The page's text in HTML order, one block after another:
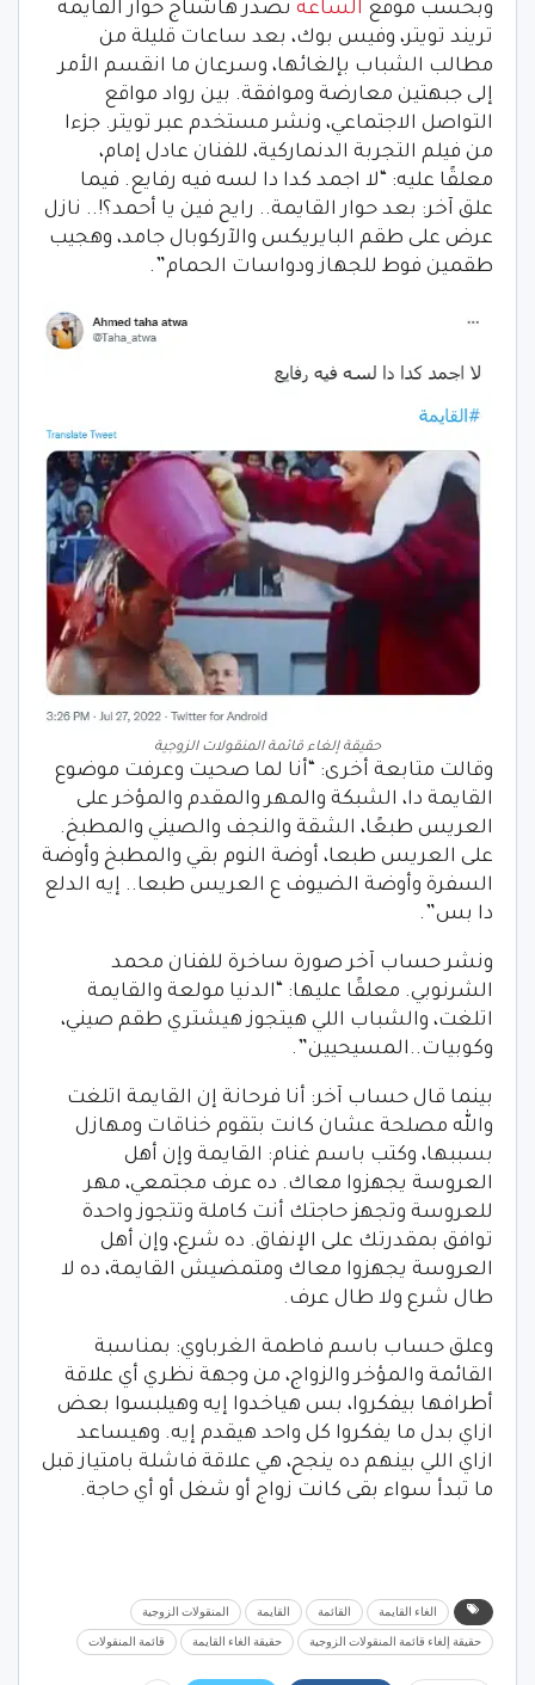
وبحسب موقع الساعة تصدر هاشتاج حوار القايمة
تريند تويتر، وفيس بوك، بعد ساعات قليلة من
مطالب الشباب بإلغائها، وسرعان ما انقسم الأمر
إلى جبهتين معارضة وموافقة. بين رواد مواقع
التواصل الاجتماعي، ونشر مستخدم عبر تويتر. جزءا
من فيلم التجربة الدنماركية، للفنان عادل إمام،
معلقًا عليه: “لا اجمد كدا دا لسه فيه رفايع. فيما
علق آخر: بعد حوار القايمة.. رايح فين يا أحمد؟!.. نازل
عرض على طقم البايريكس والآركوبال جامد، وهجيب
طقمين فوط للجهاز ودواسات الحمام”.
حقيقة إلغاء قائمة المنقولات الزوجية
وقالت متابعة أخرى: “أنا لما صحيت وعرفت موضوع
القايمة دا، الشبكة والمهر والمقدم والمؤخر على
العريس طبعًا، الشقة والنجف والصيني والمطبخ.
على العريس طبعا، أوضة النوم بقي والمطبخ وأوضة
السفرة وأوضة الضيوف ع العريس طبعا.. إيه الدلع
دا بس”.
ونشر حساب آخر صورة ساخرة للفنان محمد
الشرنوبي. معلقًا عليها: “الدنيا مولعة والقايمة
اتلغت، والشباب اللي هيتجوز هيشتري طقم صيني،
وكوبيات..المسيحيين”.
بينما قال حساب آخر: أنا فرحانة إن القايمة اتلغت
والله مصلحة عشان كانت بتقوم خناقات ومهازل
بسببها، وكتب باسم غنام: القايمة وإن أهل
العروسة يجهزوا معاك. ده عرف مجتمعي، مهر
للعروسة وتجهز حاجتك أنت كاملة وتتجوز واحدة
توافق بمقدرتك على الإنفاق. ده شرع، وإن أهل
العروسة يجهزوا معاك ومتمضيش القايمة، ده لا
طال شرع ولا طال عرف.
وعلق حساب باسم فاطمة الغرباوي: بمناسبة
القائمة والمؤخر والزواج، من وجهة نظري أي علاقة
أطرافها بيفكروا، بس هياخدوا إيه وهيلبسوا بعض
ازاي بدل ما يفكروا كل واحد هيقدم إيه. وهيساعد
ازاي اللي بينهم ده ينجح، هي علاقة فاشلة بامتياز قبل
ما تبدأ سواء بقى كانت زواج أو شغل أو أي حاجة.
الغاء القايمة القائمة القايمة المنقولات الزوجية
حقيقة إلغاء قائمة المنقولات الزوجية حقيقة الغاء القايمة قائمة المنقولات